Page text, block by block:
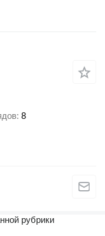
8
рубрики